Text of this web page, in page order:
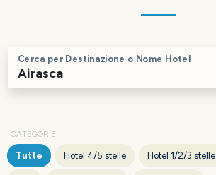
Cerca per Destinazione o Nome Hotel
CATEGORIE
Tutte Hotel 4/5 stelle Hotel 1/2/3 stelle